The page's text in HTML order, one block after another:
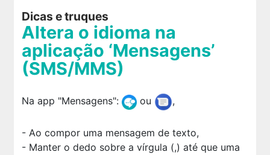
Dicas e truques
Altera o idioma na
aplicação ‘Mensagens’
(SMS/MMS)
Na app "Mensagens": ou ,
- Ao compor uma mensagem de texto,
- Manter o dedo sobre a vírgula (,) até que uma